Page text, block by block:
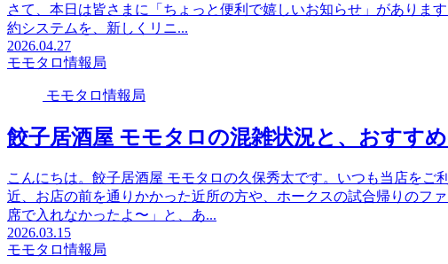
さて、本日は皆さまに「ちょっと便利で嬉しいお知らせ」がありま
約システムを、新しくリニ...
2026.04.27
モモタロ情報局
モモタロ情報局
餃子居酒屋 モモタロの混雑状況と、おすす
こんにちは。餃子居酒屋 モモタロの久保秀太です。いつも当店をご
近、お店の前を通りかかった近所の方や、ホークスの試合帰りのフ
席で入れなかったよ〜」と、あ...
2026.03.15
モモタロ情報局